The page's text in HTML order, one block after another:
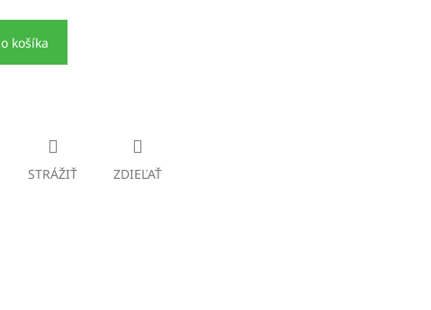
košíka
STRÁŽIŤ ZDIEĽAŤ